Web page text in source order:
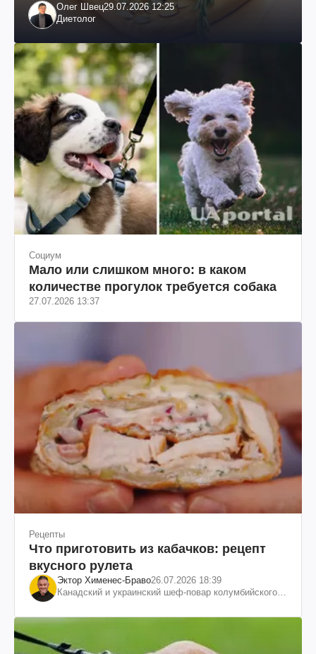
Олег Швец29.07.2026 12:25
Диетолог
Социум
Мало или слишком много: в каком
количестве прогулок требуется собака
27.07.2026 13:37
Рецепты
Что приготовить из кабачков: рецепт
вкусного рулета
Эктор Хименес-Браво26.07.2026 18:39
Канадский и украинский шеф-повар колумбийского